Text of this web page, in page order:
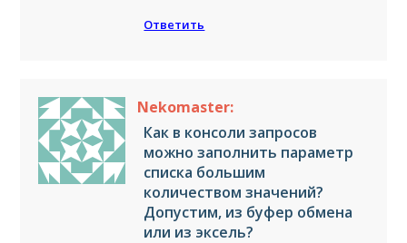
Ответить
Nekomaster:
Как в консоли запросов
можно заполнить параметр
списка большим
количеством значений?
Допустим, из буфер обмена
или из эксель?